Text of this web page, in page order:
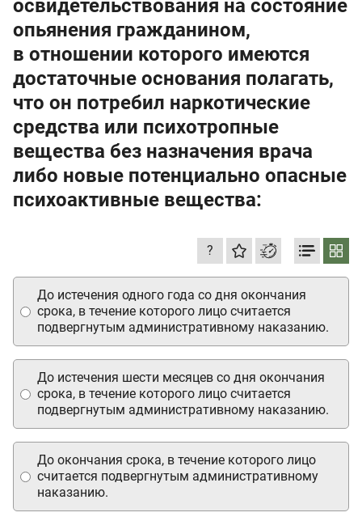
освидетельствования на состояние
опьянения гражданином,
в отношении которого имеются
достаточные основания полагать,
что он потребил наркотические
средства или психотропные
вещества без назначения врача
либо новые потенциально опасные
психоактивные вещества:
?
До истечения одного года со дня окончания
срока, в течение которого лицо считается
подвергнутым административному наказанию.
До истечения шести месяцев со дня окончания
срока, в течение которого лицо считается
подвергнутым административному наказанию.
До окончания срока, в течение которого лицо
считается подвергнутым административному
наказанию.